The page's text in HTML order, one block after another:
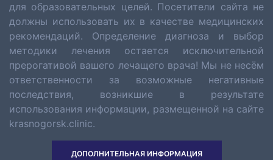
для образовательных целей. Посетители сайта не
должны использовать их в качестве медицинских
рекомендаций. Определение диагноза и выбор
методики лечения остается исключительной
прерогативой вашего лечащего врача! Мы не несём
ответственности за возможные негативные
последствия, возникшие в результате
использования информации, размещенной на сайте
krasnogorsk.clinic.
ДОПОЛНИТЕЛЬНАЯ ИНФОРМАЦИЯ